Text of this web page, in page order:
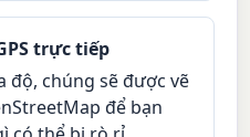
trực tiếp
độ, chúng sẽ được vẽ
để bạn